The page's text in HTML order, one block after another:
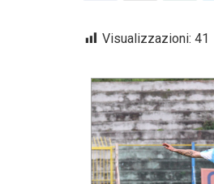
Visualizzazioni: 41